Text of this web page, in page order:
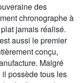
des
chronographe à
jamais réalisé.
aussi le premier
conçu,
Malgré
possède tous les